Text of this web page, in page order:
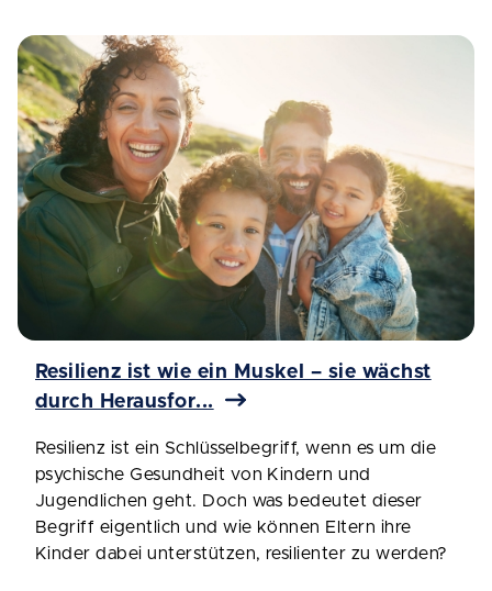
Resilienz ist wie ein Muskel – sie wächst
durch Herausfor...
Resilienz ist ein Schlüsselbegriff, wenn es um die
psychische Gesundheit von Kindern und
Jugendlichen geht. Doch was bedeutet dieser
Begriff eigentlich und wie können Eltern ihre
Kinder dabei unterstützen, resilienter zu werden?